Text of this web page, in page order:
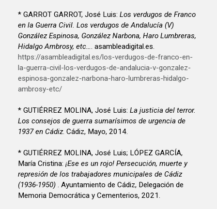
* GARROT GARROT, José Luis:Los verdugos de Franco
en la Guerra Civil. Los verdugos de Andalucía (V)
González Espinosa, González Narbona, Haro Lumbreras,
Hidalgo Ambrosy, etc…. asambleadigital.es.
https://asambleadigital.es/los-verdugos-de-franco-en-
la-guerra-civil-los-verdugos-de-andalucia-v-gonzalez-
espinosa-gonzalez-narbona-haro-lumbreras-hidalgo-
ambrosy-etc/
* GUTIÉRREZ MOLINA, José Luis:La justicia del terror.
Los consejos de guerra sumarísimos de urgencia de
1937 en Cádiz. Cádiz, Mayo, 2014.
* GUTIÉRREZ MOLINA, José Luis; LÓPEZ GARCÍA,
María Cristina:¡Ese es un rojo! Persecución, muerte y
represión de los trabajadores municipales de Cádiz
(1936-1950). Ayuntamiento de Cádiz, Delegación de
Memoria Democrática y Cementerios, 2021.